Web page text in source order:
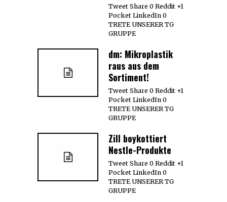
Tweet Share 0 Reddit +1
Pocket LinkedIn 0
TRETE UNSERER TG
GRUPPE
dm: Mikroplastik
raus aus dem
Sortiment!
Tweet Share 0 Reddit +1
Pocket LinkedIn 0
TRETE UNSERER TG
GRUPPE
Zill boykottiert
Nestle-Produkte
Tweet Share 0 Reddit +1
Pocket LinkedIn 0
TRETE UNSERER TG
GRUPPE